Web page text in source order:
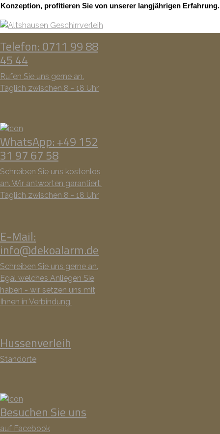
Konzeption, profitieren Sie von unserer langjährigen Erfahrung.
Telefon: 0711 99 88
45 44
Rufen Sie uns gerne an.
Täglich zwischen 8 - 18 Uhr
WhatsApp: +49 152
31 97 67 58
Schreiben Sie uns kostenlos
an. Wir antworten garantiert.
Täglich zwischen 8 - 18 Uhr
E-Mail:
info@dekoalarm.de
Schreiben Sie uns gerne an.
Egal welches Anliegen Sie
haben - wir setzen uns mit
Ihnen in Verbindung.
Hussenverleih
Standorte
Besuchen Sie uns
auf Facebook